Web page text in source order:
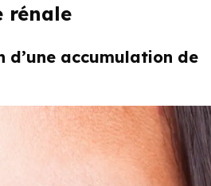
rénale
d’une accumulation de